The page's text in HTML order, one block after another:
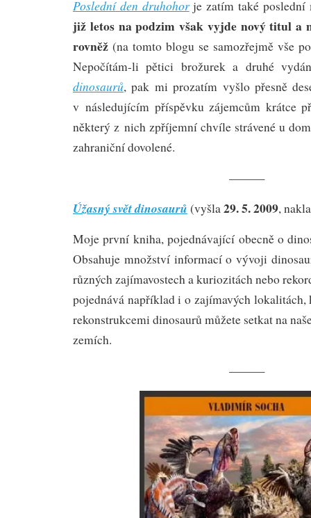
Poslední den druhohorje zatím také poslední
již letos na podzim však vyjde nový titul a
rovněž (na tomto blogu se samozřejmě vše
Nepočítám-li pětici brožurek a druhé
dinosaurů, pak mi prozatím vyšlo přesně
v následujícím příspěvku zájemcům krátce
některý z nich zpříjemní chvíle strávené u
zahraniční dovolené.
———
Úžasný svět dinosaurů (vyšla 29. 5. 2009,
Moje první kniha, pojednávající obecně o
Obsahuje množství informací o vývoji
různých zajímavostech a kuriozitách nebo
pojednává například i o zajímavých lokalitách,
rekonstrukcemi dinosaurů můžete setkat na
zemích.
———